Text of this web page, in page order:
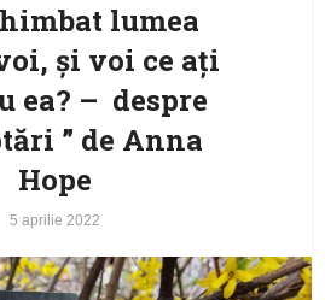
lumea
și voi ce ați
ea? – despre
” de Anna
Hope
5 aprilie 2022